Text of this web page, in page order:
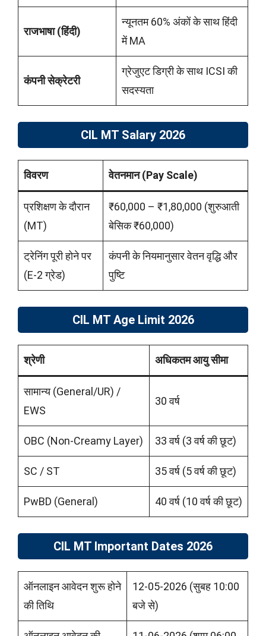
राजभाषा (हिंदी)
न्यूनतम 60% अंकों के साथ हिंदी
में MA
कंपनी सेक्रेटरी
ग्रेजुएट डिग्री के साथ ICSI की
सदस्यता
CIL MT Salary 2026
विवरण वेतनमान (Pay Scale)
प्रशिक्षण के दौरान
(MT)
₹60,000 – ₹1,80,000 (शुरुआती
बेसिक ₹60,000)
ट्रेनिंग पूरी होने पर
(E-2 ग्रेड)
कंपनी के नियमानुसार वेतन वृद्धि और
पुष्टि
CIL MT Age Limit 2026
श्रेणी अधिकतम आयु सीमा
सामान्य (General/UR) /
EWS
30 वर्ष
OBC (Non-Creamy Layer) 33 वर्ष (3 वर्ष की छूट)
SC / ST 35 वर्ष (5 वर्ष की छूट)
PwBD (General) 40 वर्ष (10 वर्ष की छूट)
CIL MT Important Dates 2026
ऑनलाइन आवेदन शुरू होने
की तिथि
12-05-2026 (सुबह 10:00
बजे से)